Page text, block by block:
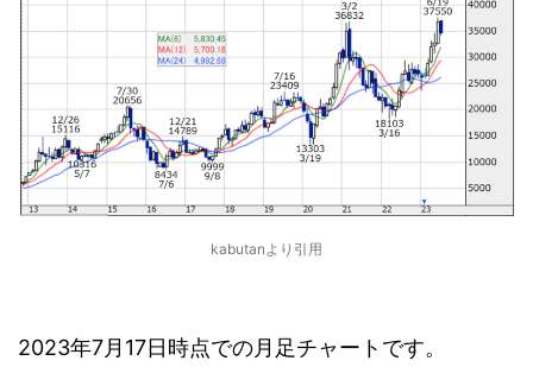
kabutanより引用
2023年7月17日時点での月足チャートです。